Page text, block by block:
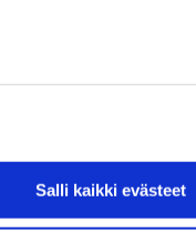
Salli kaikki evästeet
Museo online
KEHONA